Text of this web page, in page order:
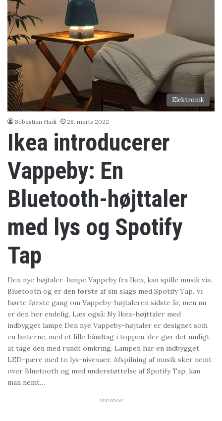
Elektronik
Sebastian Hadi 28. marts 2022
Ikea introducerer
Vappeby: En
Bluetooth-højttaler
med lys og Spotify
Tap
Den nye højtaler-lampe Vappeby fra Ikea, kan spille musik via.
Bluetooth og er den første af sin slags med Spotify Tap. Vi
hørte første gang om Vappeby-højtaleren sidste år, men nu
er den her endelig. Læs også: Ny Ikea-højttaler med
indbygget lampe Den nye Vappeby-højtaler er designet som
en lanterne, med et lille håndtag i toppen, der gør det muligt
at tage den med rundt omkring. Lampen har en indbygget
LED-pære med to lys-niveuaer. Afspilning af musik sker nemt
over Bluetooth og med understøttelse af Spotify Tap, kan
man nemt…
Annonce: